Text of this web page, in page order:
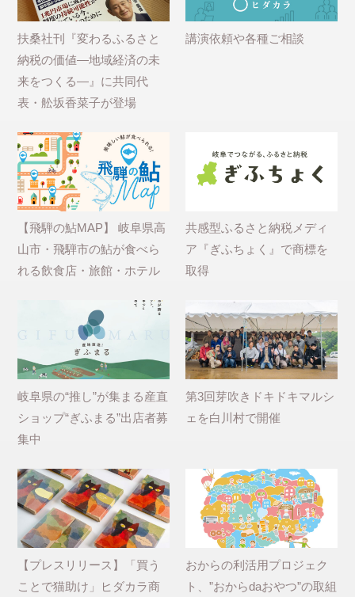
扶桑社刊『変わるふるさと
納税の価値―地域経済の未
来をつくる―』に共同代
表・舩坂香菜子が登場
講演依頼や各種ご相談
【飛騨の鮎MAP】 岐阜県高
山市・飛騨市の鮎が食べら
れる飲食店・旅館・ホテル
共感型ふるさと納税メディ
ア『ぎふちょく』で商標を
取得
岐阜県の“推し”が集まる産直
ショップ“ぎふまる”出店者募
集中
第3回芽吹きドキドキマルシ
ェを白川村で開催
【プレスリリース】「買う
ことで猫助け」ヒダカラ商
おからの利活用プロジェク
ト、”おからdaおやつ”の取組